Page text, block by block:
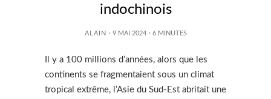
indochinois
ALAIN · 9 MAI 2024 · 6 MINUTES
Il y a 100 millions d’années, alors que les
continents se fragmentaient sous un climat
tropical extrême, l’Asie du Sud-Est abritait une